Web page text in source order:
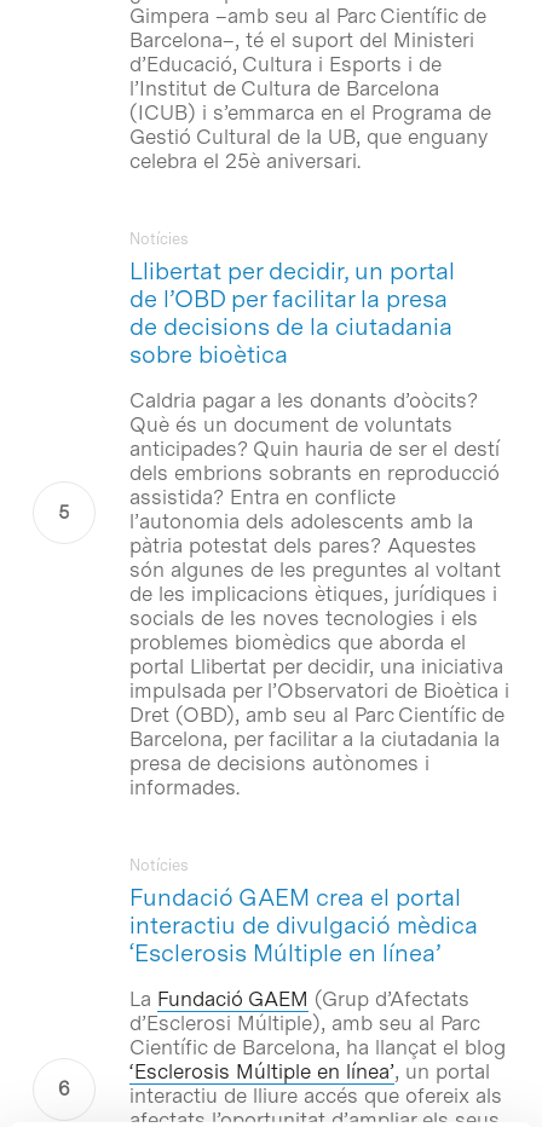
Gimpera –amb seu al Parc Científic de
Barcelona–, té el suport del Ministeri
d’Educació, Cultura i Esports i de
l’Institut de Cultura de Barcelona
(ICUB) i s’emmarca en el Programa de
Gestió Cultural de la UB, que enguany
celebra el 25è aniversari.
Llibertat per decidir, un portal
de l’OBD per facilitar la presa
de decisions de la ciutadania
sobre bioètica
Notícies
Caldria pagar a les donants d’oòcits?
Què és un document de voluntats
anticipades? Quin hauria de ser el destí
dels embrions sobrants en reproducció
assistida? Entra en conflicte
l’autonomia dels adolescents amb la
pàtria potestat dels pares? Aquestes
són algunes de les preguntes al voltant
de les implicacions ètiques, jurídiques i
socials de les noves tecnologies i els
problemes biomèdics que aborda el
portal Llibertat per decidir, una iniciativa
impulsada per l’Observatori de Bioètica i
Dret (OBD), amb seu al Parc Científic de
Barcelona, per facilitar a la ciutadania la
presa de decisions autònomes i
informades.
Fundació GAEM crea el portal
interactiu de divulgació mèdica
‘Esclerosis Múltiple en línea’
Notícies
La Fundació GAEM (Grup d’Afectats
d’Esclerosi Múltiple), amb seu al Parc
Científic de Barcelona, ha llançat el blog
‘Esclerosis Múltiple en línea’, un portal
interactiu de lliure accés que ofereix als
afectats l’oportunitat d’ampliar els seus